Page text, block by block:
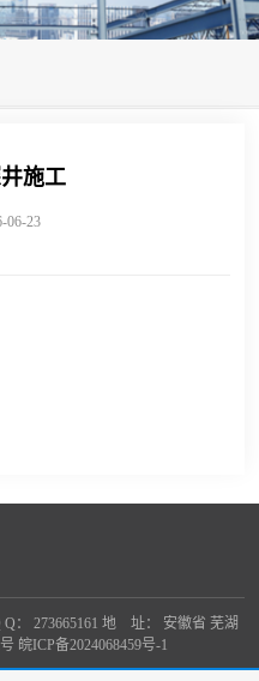
施工
06-23
： 273665161 地 址： 安徽省 芜湖
皖ICP备2024068459号-1